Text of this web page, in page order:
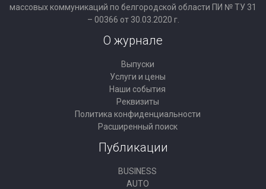
массовых коммуникаций по белгородской области ПИ № ТУ 31
– 00366 от 30.03.2020 г.
О журнале
Выпуски
Услуги и цены
Наши события
Реквизиты
Политика конфиденциальности
Расширенный поиск
Публикации
BUSINESS
AUTO